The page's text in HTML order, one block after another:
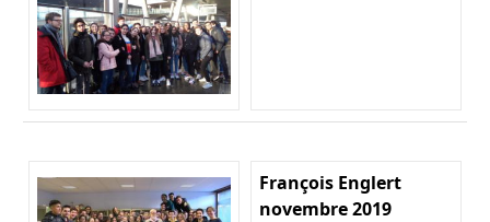
François Englert
novembre 2019